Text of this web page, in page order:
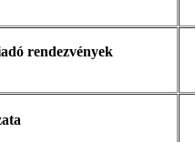
rendezvények